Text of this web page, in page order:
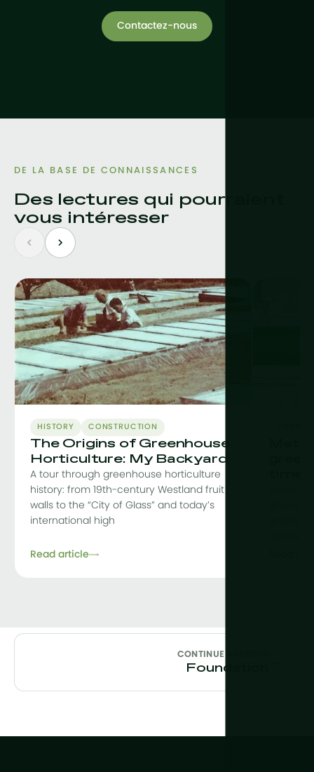
Contactez-nous
DE LA BASE DE CONNAISSANCES
Des lectures qui pourraient
vous intéresser
HISTORY CONSTRUCTION
The Origins of Greenhouse
Horticulture: My Backyard
A tour through greenhouse horticulture
history: from 19th-century Westland fruit
walls to the “City of Glass” and today’s
international high
Read article
CONTINUE READING
Foundation